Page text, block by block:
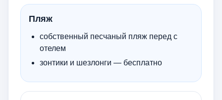
Пляж
собственный песчаный пляж перед с
отелем
зонтики и шезлонги — бесплатно